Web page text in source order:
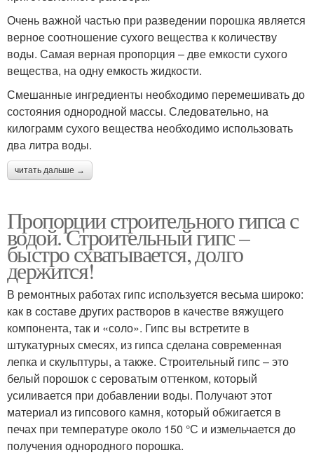
Очень важной частью при разведении порошка является
верное соотношение сухого вещества к количеству
воды. Самая верная пропорция – две емкости сухого
вещества, на одну емкость жидкости.
Смешанные ингредиенты необходимо перемешивать до
состояния однородной массы. Следовательно, на
килограмм сухого вещества необходимо использовать
два литра воды.
читать дальше →
Пропорции строительного гипса с
водой. Строительный гипс –
быстро схватывается, долго
держится!
В ремонтных работах гипс используется весьма широко:
как в составе других растворов в качестве вяжущего
компонента, так и «соло». Гипс вы встретите в
штукатурных смесях, из гипса сделана современная
лепка и скульптуры, а также. Строительный гипс – это
белый порошок с сероватым оттенком, который
усиливается при добавлении воды. Получают этот
материал из гипсового камня, который обжигается в
печах при температуре около 150 °С и измельчается до
получения однородного порошка.